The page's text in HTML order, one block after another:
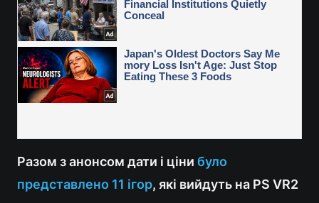
Разом з анонсом дати і ціни було
представлено 11 ігор, які вийдуть на PS VR2